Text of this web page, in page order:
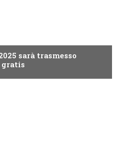
sarà trasmesso